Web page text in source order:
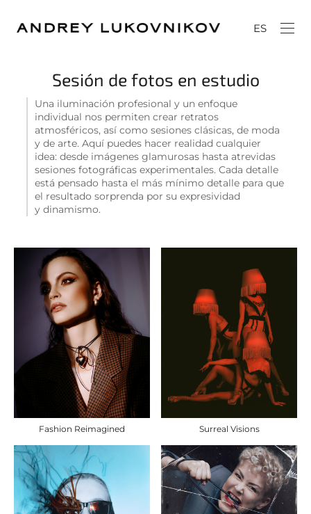
ES
Sesión de fotos en estudio
Una iluminación profesional y un enfoque
individual nos permiten crear retratos
atmosféricos, así como sesiones clásicas, de moda
y de arte. Aquí puedes hacer realidad cualquier
idea: desde imágenes glamurosas hasta atrevidas
sesiones fotográficas experimentales. Cada detalle
está pensado hasta el más mínimo detalle para que
el resultado sorprenda por su expresividad
y dinamismo.
Fashion Reimagined Surreal Visions